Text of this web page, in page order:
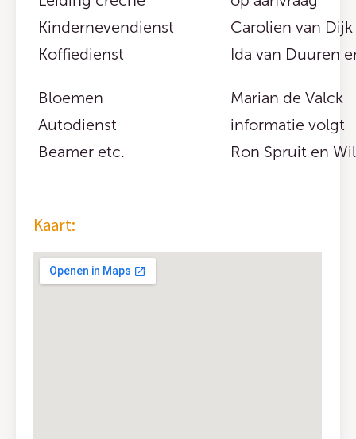
Kindernevendienst
Carolien van Dijk
Koffiedienst
Ida van Duuren
Bloemen
Marian de Valck
Autodienst
informatie volgt
Beamer etc.
Ron Spruit en
Kaart: